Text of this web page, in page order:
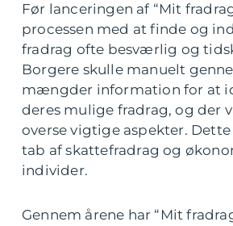
Før lanceringen af “Mit
processen med at finde og
fradrag ofte besværlig og
Borgere skulle manuelt
mængder information for at
deres mulige fradrag, og der
overse vigtige aspekter.
tab af skattefradrag og
individer.
Gennem årene har “Mit